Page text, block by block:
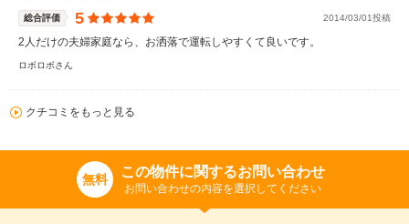
総合評価 5 2014/03/01投稿
2人だけの夫婦家庭なら、お洒落で運転しやすくて良いです。
ロボロボさん
クチコミをもっと見る
無料 この物件に関するお問い合わせ
お問い合わせの内容を選択してください